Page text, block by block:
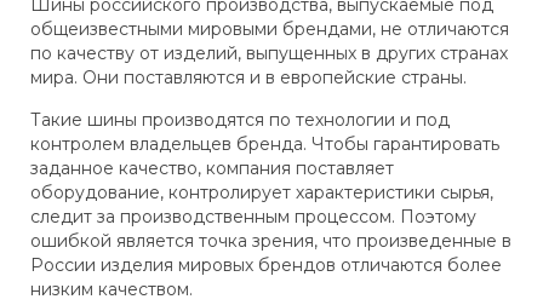
общеизвестными мировыми брендами, не отличаются
по качеству от изделий, выпущенных в других странах
мира. Они поставляются и в европейские страны.
Такие шины производятся по технологии и под
контролем владельцев бренда. Чтобы гарантировать
заданное качество, компания поставляет
оборудование, контролирует характеристики сырья,
следит за производственным процессом. Поэтому
ошибкой является точка зрения, что произведенные в
России изделия мировых брендов отличаются более
низким качеством.